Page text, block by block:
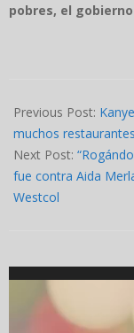
pobres, el
07-
16
Previous Post:
muchos restaurantes
Next Post:
fue contra Aida
Westcol
Video
Player